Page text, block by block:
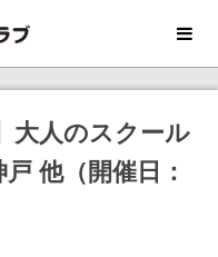
MENU
大人のスクール
他（開催日：